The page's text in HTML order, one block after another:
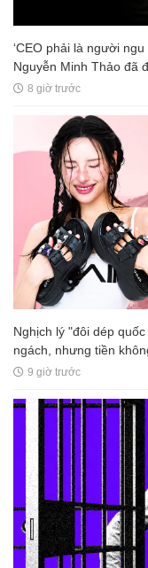
‘CEO phải là người
Nguyễn Minh Thảo đã
8 giờ trước
Nghịch lý "đôi dép
ngách, nhưng tiền
9 giờ trước